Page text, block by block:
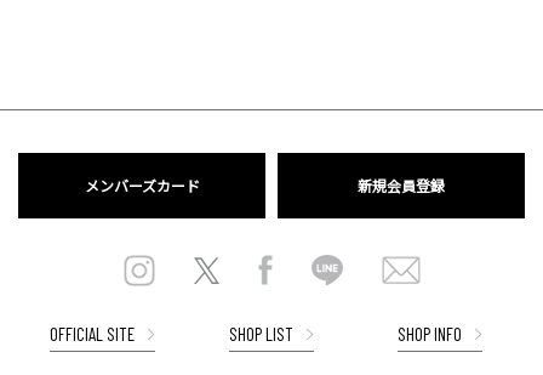
メンバーズカード 新規会員登録
OFFICIAL SITE SHOP LIST SHOP INFO